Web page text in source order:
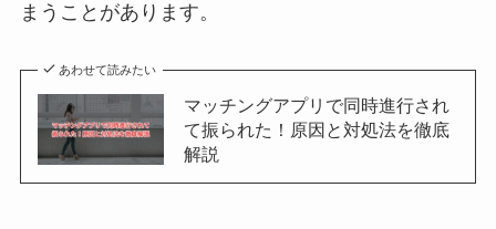
まうことがあります。
あわせて読みたい
マッチングアプリで同時進行され
て振られた！原因と対処法を徹底
解説